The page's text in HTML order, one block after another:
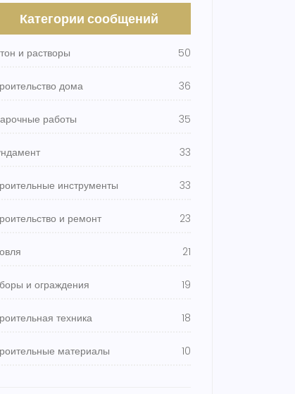
Категории сообщений
и растворы 50
дома 36
работы 35
33
инструменты 33
и ремонт 23
21
и ограждения 19
техника 18
материалы 10